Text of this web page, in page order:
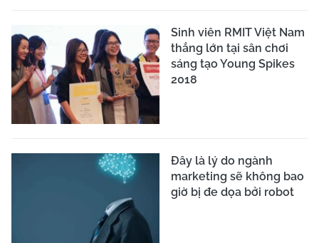
Sinh viên RMIT Việt Nam
thắng lớn tại sân chơi
sáng tạo Young Spikes
2018
Đây là lý do ngành
marketing sẽ không bao
giờ bị đe dọa bởi robot